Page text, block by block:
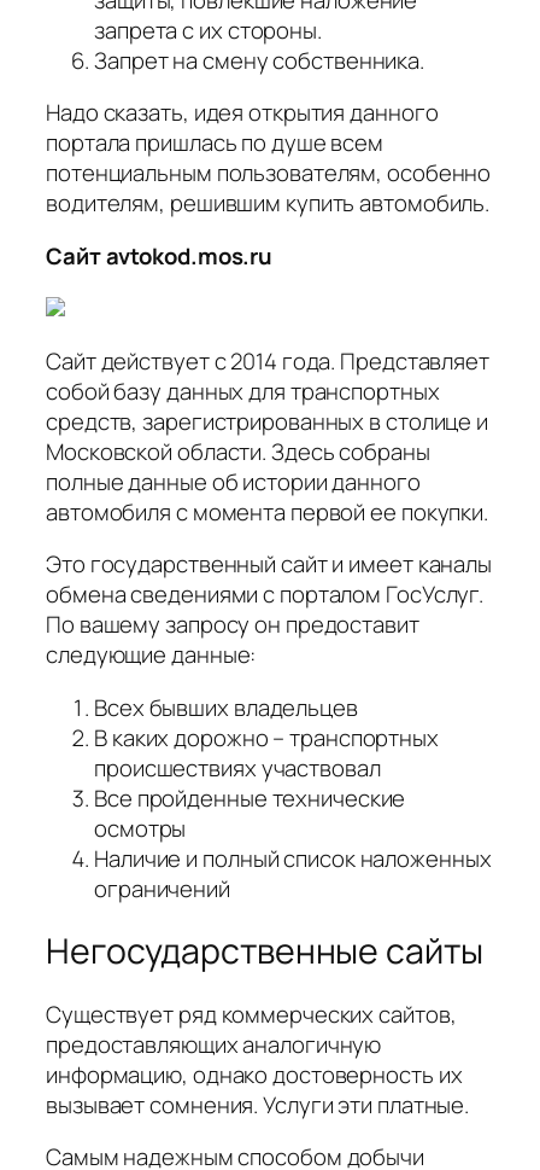
запрета с их стороны.
Запрет на смену собственника.
Надо сказать, идея открытия данного
портала пришлась по душе всем
потенциальным пользователям, особенно
водителям, решившим купить автомобиль.
Cайт avtokod.mos.ru
Сайт действует с 2014 года. Представляет
собой базу данных для транспортных
средств, зарегистрированных в столице и
Московской области. Здесь собраны
полные данные об истории данного
автомобиля с момента первой ее покупки.
Это государственный сайт и имеет каналы
обмена сведениями с порталом ГосУслуг.
По вашему запросу он предоставит
следующие данные:
Всех бывших владельцев
В каких дорожно – транспортных
происшествиях участвовал
Все пройденные технические
осмотры
Наличие и полный список наложенных
ограничений
Негосударственные сайты
Существует ряд коммерческих сайтов,
предоставляющих аналогичную
информацию, однако достоверность их
вызывает сомнения. Услуги эти платные.
Самым надежным способом добычи